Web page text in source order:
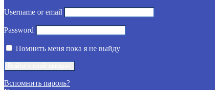
Username or email
Password
Помнить меня пока я не выйду
Вспомнить пароль?